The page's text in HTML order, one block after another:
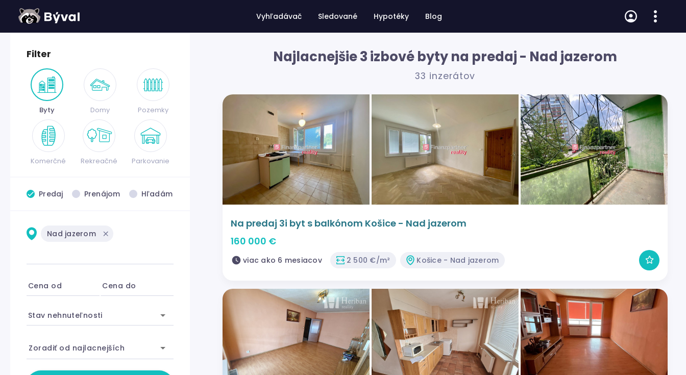
Vyhľadávač Sledované Hypotéky Blog
Filter
Byty Domy Pozemky
Komerčné Rekreačné Parkovanie
Predaj Prenájom Hľadám
Nad jazerom
Cena od Cena do
Stav nehnuteľnosti
Zoradiť od najlacnejších
Najlacnejšie 3 izbové byty na predaj - Nad jazerom
33 inzerátov
Na predaj 3i byt s balkónom Košice - Nad jazerom
160 000 €
viac ako 6 mesiacov 2 500 €/m² Košice - Nad jazerom